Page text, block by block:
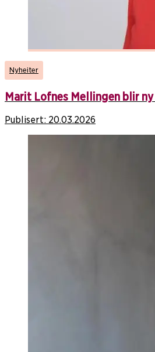
Nyheiter
Marit Lofnes Mellingen blir
Publisert: 20.03.2026